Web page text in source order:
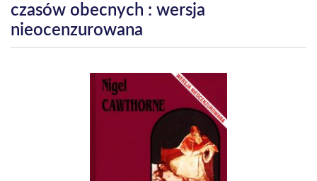
czasów obecnych : wersja
nieocenzurowana